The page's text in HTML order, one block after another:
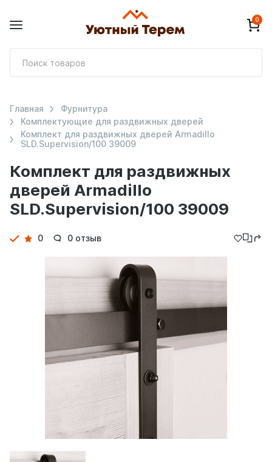
0
Комплект для раздвижных
дверей Armadillo
SLD.Supervision/100 39009
Главная
Фурнитура
Комплектующие для раздвижных дверей
Комплект для раздвижных дверей Armadillo
SLD.Supervision/100 39009
Детали
0 0 отзыв